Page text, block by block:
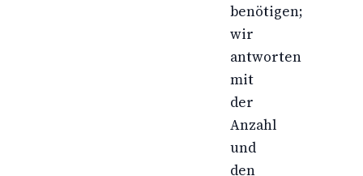
benötigen;
wir
antworten
mit
der
Anzahl
und
den